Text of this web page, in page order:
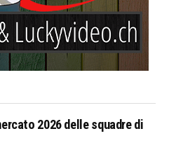
2026 delle squadre di